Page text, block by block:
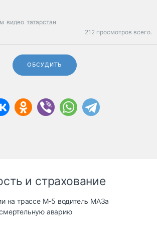
видео татарстан
212 просмотров всего.
ОБСУДИТЬ
и страхование
на трассе М-5 водитель МАЗа
аварию